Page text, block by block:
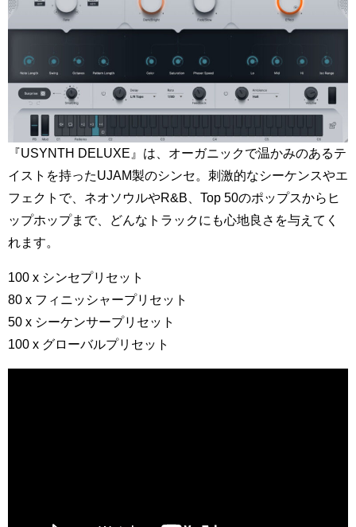
『USYNTH DELUXE』は、オーガニックで温かみのあるテ
イストを持ったUJAM製のシンセ。刺激的なシーケンスやエ
フェクトで、ネオソウルやR&B、Top 50のポップスからヒ
ップホップまで、どんなトラックにも心地良さを与えてく
れます。
100 x シンセプリセット
80 x フィニッシャープリセット
50 x シーケンサープリセット
100 x グローバルプリセット